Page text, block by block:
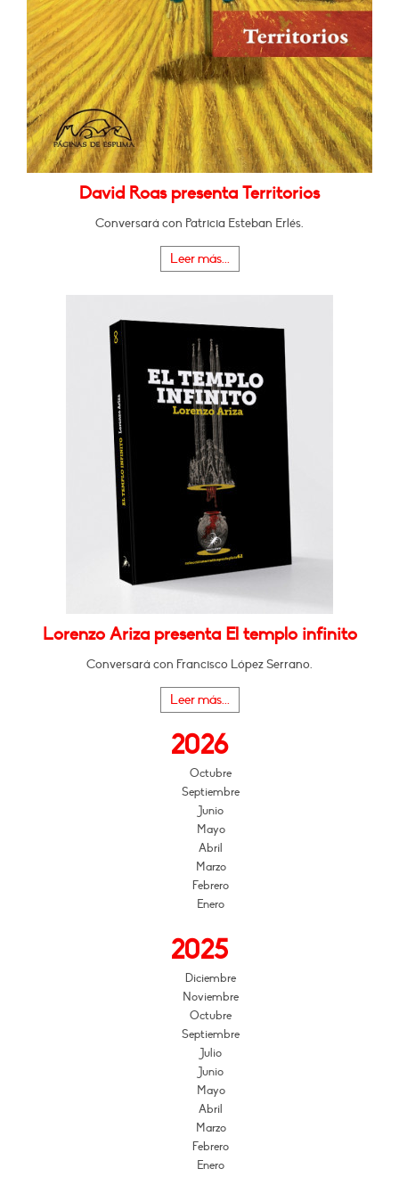
David Roas presenta Territorios
Conversará con Patricia Esteban Erlés.
Leer más...
Lorenzo Ariza presenta El templo infinito
Conversará con Francisco López Serrano.
Leer más...
2026
Octubre
Septiembre
Junio
Mayo
Abril
Marzo
Febrero
Enero
2025
Diciembre
Noviembre
Octubre
Septiembre
Julio
Junio
Mayo
Abril
Marzo
Febrero
Enero